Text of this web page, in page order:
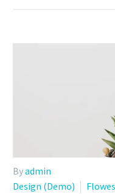
Byadmin
Design (Demo)